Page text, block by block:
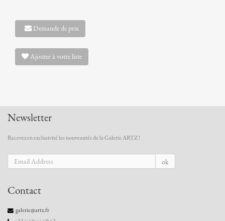
Demande de prix
Ajouter à votre liste
Newsletter
Recevez en exclusivité les nouveautés de la Galerie ARTZ !
ok
Contact
galerie@artz.fr